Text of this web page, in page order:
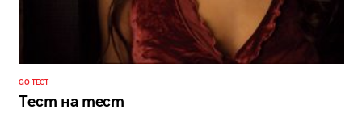
GO ТЕСТ
Тест на тест